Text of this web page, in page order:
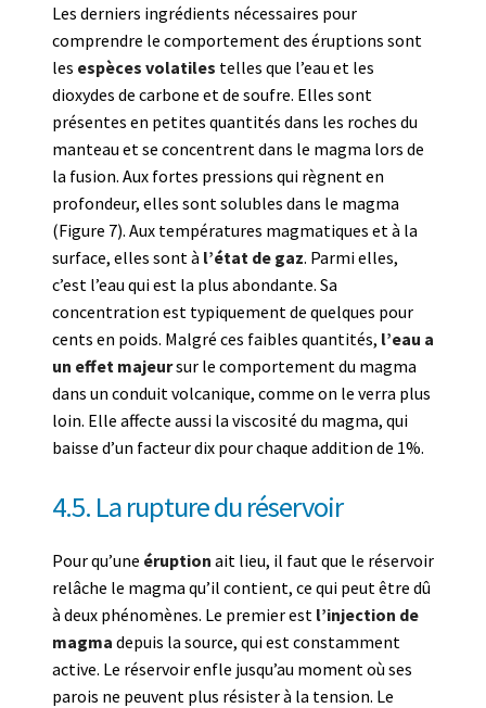
Les derniers ingrédients nécessaires pour
comprendre le comportement des éruptions sont
les espèces volatiles telles que l’eau et les
dioxydes de carbone et de soufre. Elles sont
présentes en petites quantités dans les roches du
manteau et se concentrent dans le magma lors de
la fusion. Aux fortes pressions qui règnent en
profondeur, elles sont solubles dans le magma
(Figure 7). Aux températures magmatiques et à la
surface, elles sont à l’état de gaz. Parmi elles,
c’est l’eau qui est la plus abondante. Sa
concentration est typiquement de quelques pour
cents en poids. Malgré ces faibles quantités, l’eau a
un effet majeursur le comportement du magma
dans un conduit volcanique, comme on le verra plus
loin. Elle affecte aussi la viscosité du magma, qui
baisse d’un facteur dix pour chaque addition de 1%.
4.5. La rupture du réservoir
Pour qu’une éruption ait lieu, il faut que le réservoir
relâche le magma qu’il contient, ce qui peut être dû
à deux phénomènes. Le premier est l’injection de
magma depuis la source, qui est constamment
active. Le réservoir enfle jusqu’au moment où ses
parois ne peuvent plus résister à la tension. Le